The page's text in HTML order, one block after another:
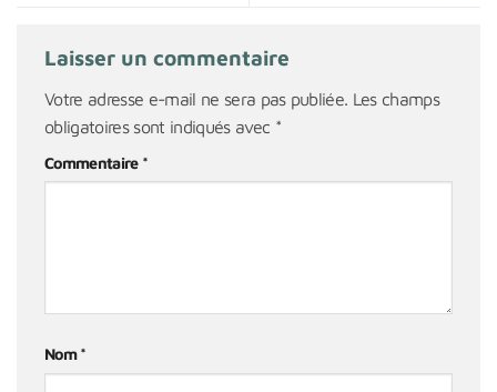
Laisser un commentaire
Votre adresse e-mail ne sera pas publiée. Les champs
obligatoires sont indiqués avec *
Commentaire *
Nom*